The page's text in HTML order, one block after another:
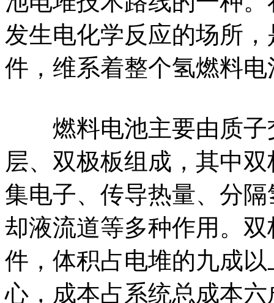
发生电化学反应的场所
件，维系着整个氢燃料
燃料电池主要由质子
层、双极板组成，其中
集电子、传导热量、分
却液流道等多种作用。
件，体积占电堆的九成
心，成本占系统总成本